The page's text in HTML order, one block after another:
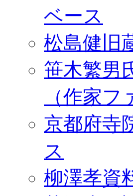
ベース
松島健旧
笹木繁男
（作家フ
京都府寺
ス
柳澤孝資